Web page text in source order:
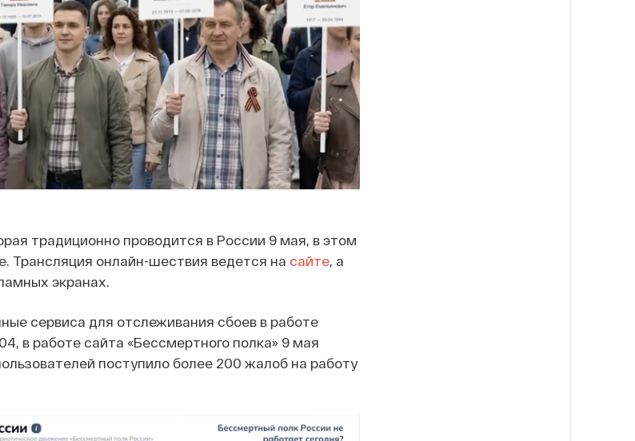
традиционно проводится в России 9 мая, в этом
Трансляция онлайн-шествия ведется на сайте, а
экранах.
сервиса для отслеживания сбоев в работе
в работе сайта «Бессмертного полка» 9 мая
поступило более 200 жалоб на работу